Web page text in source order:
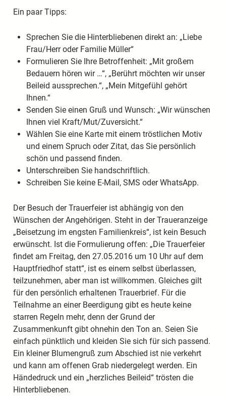
Ein paar Tipps:
Sprechen Sie die Hinterbliebenen direkt an: „Liebe
Frau/Herr oder Familie Müller“
Formulieren Sie Ihre Betroffenheit: „Mit großem
Bedauern hören wir …“, „Berührt möchten wir unser
Beileid aussprechen.“, „Mein Mitgefühl gehört
Ihnen.“
Senden Sie einen Gruß und Wunsch: „Wir wünschen
Ihnen viel Kraft/Mut/Zuversicht.“
Wählen Sie eine Karte mit einem tröstlichen Motiv
und einem Spruch oder Zitat, das Sie persönlich
schön und passend finden.
Unterschreiben Sie handschriftlich.
Schreiben Sie keine E-Mail, SMS oder WhatsApp.
Der Besuch der Trauerfeier ist abhängig von den
Wünschen der Angehörigen. Steht in der Traueranzeige
„Beisetzung im engsten Familienkreis“, ist kein Besuch
erwünscht. Ist die Formulierung offen: „Die Trauerfeier
findet am Freitag, den 27.05.2016 um 10 Uhr auf dem
Hauptfriedhof statt“, ist es einem selbst überlassen,
teilzunehmen, aber man ist willkommen. Gleiches gilt
für den persönlich erhaltenen Trauerbrief. Für die
Teilnahme an einer Beerdigung gibt es heute keine
starren Regeln mehr, denn der Grund der
Zusammenkunft gibt ohnehin den Ton an. Seien Sie
einfach pünktlich und kleiden Sie sich für sich passend.
Ein kleiner Blumengruß zum Abschied ist nie verkehrt
und kann am offenen Grab niedergelegt werden. Ein
Händedruck und ein „herzliches Beileid“ trösten die
Hinterbliebenen.